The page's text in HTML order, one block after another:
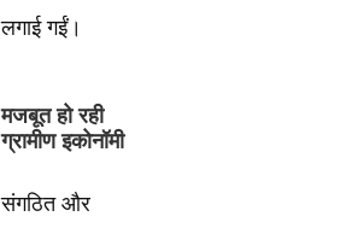
लगाई गईं।
मजबूत हो रही
ग्रामीण इकोनॉमी
संगठित और